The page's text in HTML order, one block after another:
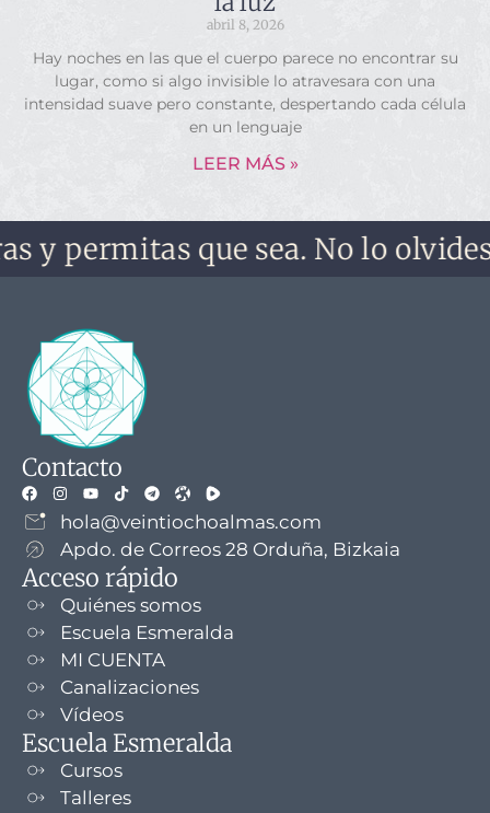
abril 8, 2026
Hay noches en las que el cuerpo parece no encontrar su
lugar, como si algo invisible lo atravesara con una
intensidad suave pero constante, despertando cada célula
en un lenguaje
LEER MÁS »
que sea. No lo olvides, no te
Contacto
hola@veintiochoalmas.com
Apdo. de Correos 28 Orduña, Bizkaia
Acceso rápido
Quiénes somos
Escuela Esmeralda
MI CUENTA
Canalizaciones
Vídeos
Escuela Esmeralda
Cursos
Talleres